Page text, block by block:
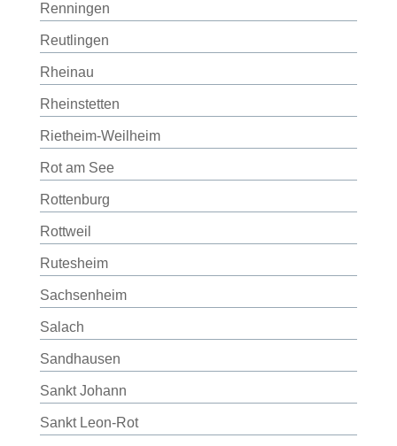
Renningen
Reutlingen
Rheinau
Rheinstetten
Rietheim-Weilheim
Rot am See
Rottenburg
Rottweil
Rutesheim
Sachsenheim
Salach
Sandhausen
Sankt Johann
Sankt Leon-Rot